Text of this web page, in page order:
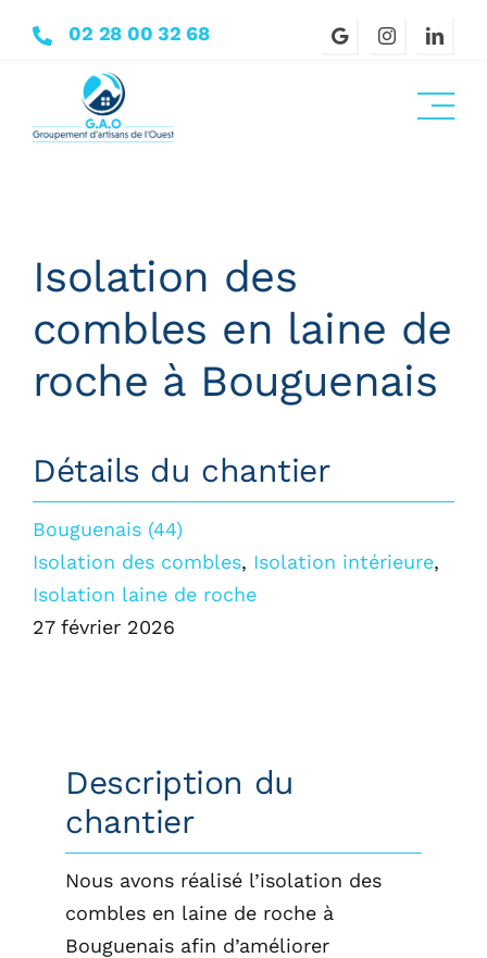
02 28 00 32 68
Isolation des
combles en laine de
roche à Bouguenais
Détails du chantier
Bouguenais (44)
Isolation des combles, Isolation intérieure,
Isolation laine de roche
27 février 2026
Description du
chantier
Nous avons réalisé l’isolation des
combles en laine de roche à
Bouguenais afin d’améliorer